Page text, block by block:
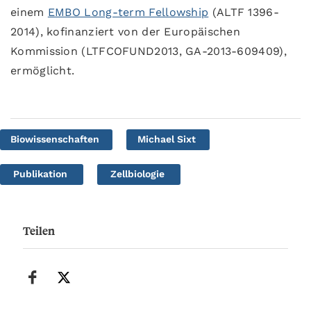
einem EMBO Long-term Fellowship (ALTF 1396-
2014), kofinanziert von der Europäischen
Kommission (LTFCOFUND2013, GA-2013-609409),
ermöglicht.
Biowissenschaften Michael Sixt
Publikation Zellbiologie
Teilen